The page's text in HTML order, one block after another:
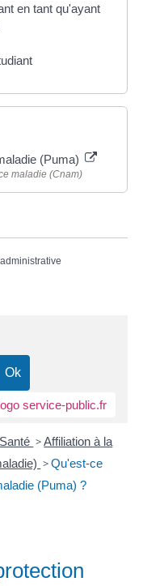
en tant qu'ayant
(Puma)
maladie (Cnam)
>Affiliation à la
>Qu'est-ce
(Puma) ?